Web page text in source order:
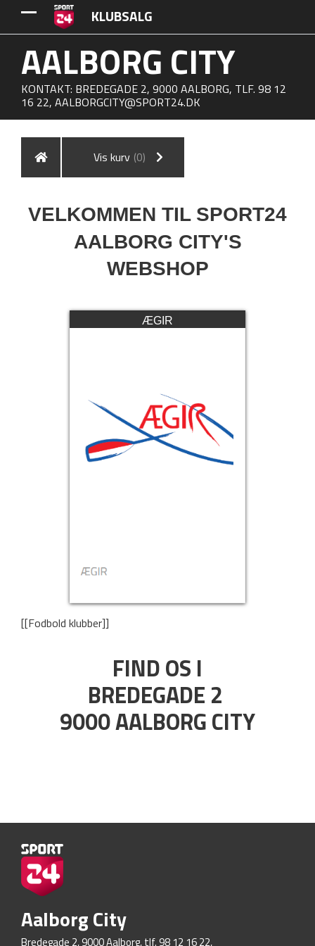
KLUBSALG
AALBORG CITY
KONTAKT: BREDEGADE 2, 9000 AALBORG, TLF. 98 12
16 22, AALBORGCITY@SPORT24.DK
Vis kurv (0)
VELKOMMEN TIL SPORT24
AALBORG CITY'S
WEBSHOP
ÆGIR
[[Fodbold klubber]]
FIND OS I
BREDEGADE 2
9000 AALBORG CITY
Aalborg City
Bredegade 2, 9000 Aalborg, tlf. 98 12 16 22,